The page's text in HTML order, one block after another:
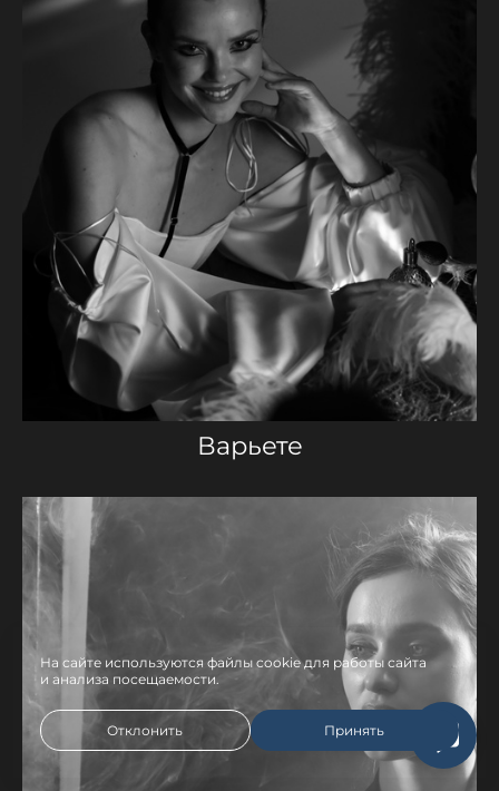
Варьете
На сайте используются файлы cookie для работы сайта
и анализа посещаемости.
Отклонить Принять